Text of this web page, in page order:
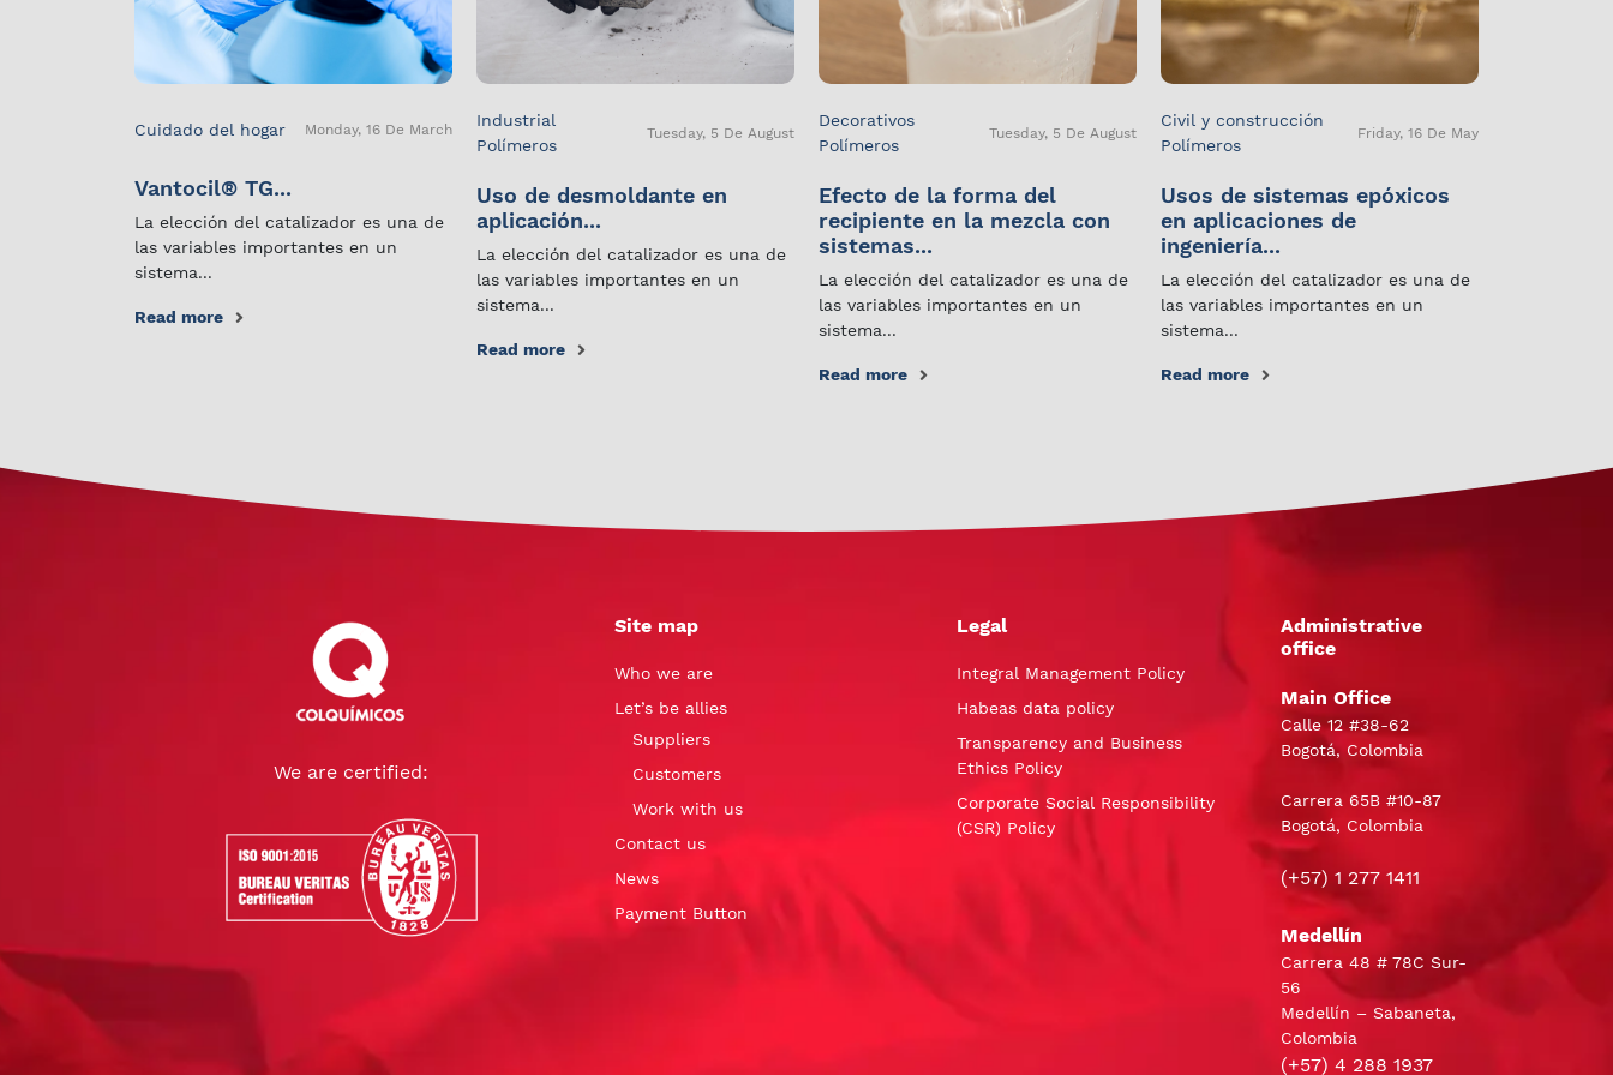
Cuidado del hogar Monday, 16 De March
Vantocil® TG...
La elección del catalizador es una de
las variables importantes en un
sistema...
Read more
Industrial
Polímeros
Tuesday, 5 De August
Uso de desmoldante en
aplicación...
La elección del catalizador es una de
las variables importantes en un
sistema...
Read more
Decorativos
Polímeros
Tuesday, 5 De August
Efecto de la forma del
recipiente en la mezcla con
sistemas...
La elección del catalizador es una de
las variables importantes en un
sistema...
Read more
Civil y construcción
Polímeros
Friday, 16 De May
Usos de sistemas epóxicos
en aplicaciones de
ingeniería...
La elección del catalizador es una de
las variables importantes en un
sistema...
Read more
We are certified:
Site map
Who we are
Let’s be allies
Suppliers
Customers
Work with us
Contact us
News
Payment Button
Legal
Integral Management Policy
Habeas data policy
Transparency and Business
Ethics Policy
Corporate Social Responsibility
(CSR) Policy
Administrative
office
Main Office
Calle 12 #38-62
Bogotá, Colombia
Carrera 65B #10-87
Bogotá, Colombia
(+57) 1 277 1411
Medellín
Carrera 48 # 78C Sur-
56
Medellín – Sabaneta,
Colombia
(+57) 4 288 1937